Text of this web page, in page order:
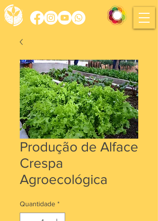
Produção de Alface
Crespa
Agroecológica
Quantidade *